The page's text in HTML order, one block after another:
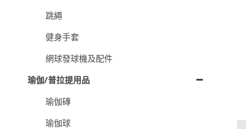
跳繩
健身手套
網球發球機及配件
瑜伽/普拉提用品
瑜伽磚
瑜伽球